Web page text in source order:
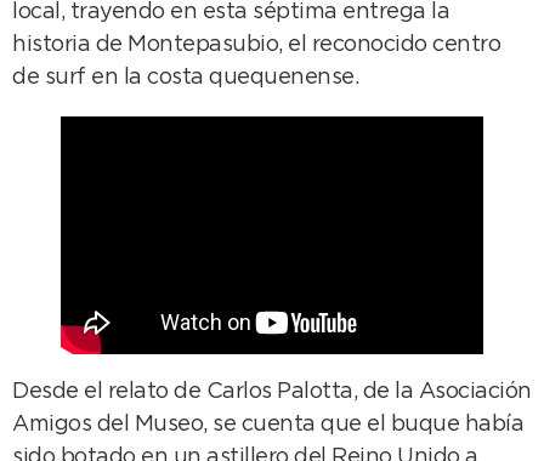
local, trayendo en esta séptima entrega la
historia de Montepasubio, el reconocido centro
de surf en la costa quequenense.
Desde el relato de Carlos Palotta, de la Asociación
Amigos del Museo, se cuenta que el buque había
sido botado en un astillero del Reino Unido a